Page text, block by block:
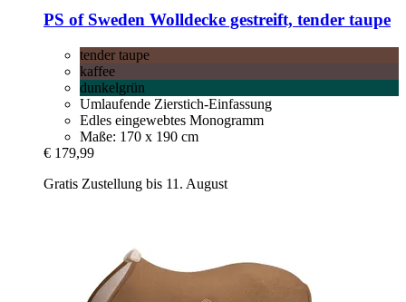
PS of Sweden Wolldecke gestreift, tender taupe
tender taupe
kaffee
dunkelgrün
Umlaufende Zierstich-Einfassung
Edles eingewebtes Monogramm
Maße: 170 x 190 cm
€ 179,99
Gratis Zustellung bis 11. August